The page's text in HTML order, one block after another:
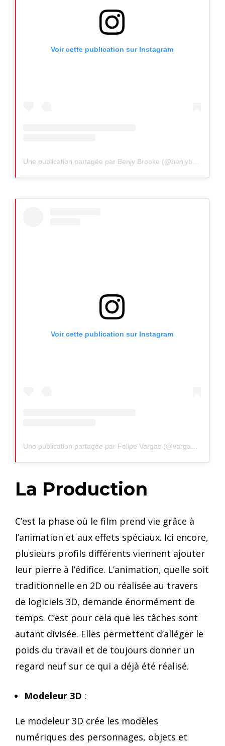
Voir cette publication sur Instagram
Voir cette publication sur Instagram
La Production
C’est la phase où le film prend vie grâce à
l’animation et aux effets spéciaux. Ici encore,
plusieurs profils différents viennent ajouter
leur pierre à l’édifice. L’animation, quelle soit
traditionnelle en 2D ou réalisée au travers
de logiciels 3D, demande énormément de
temps. C’est pour cela que les tâches sont
autant divisée. Elles permettent d’alléger le
poids du travail et de toujours donner un
regard neuf sur ce qui a déjà été réalisé.
Modeleur 3D :
Le modeleur 3D crée les modèles
numériques des personnages, objets et